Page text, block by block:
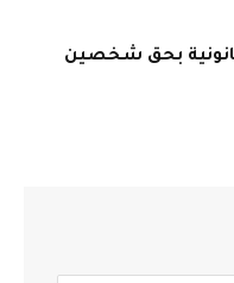
قانونية بحق شخصين